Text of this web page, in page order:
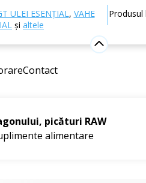
ULEI ESENȚIAL, VAHE
și altele
Produsul
Contact
și suplimente alimentare
picături RAW
alimentare